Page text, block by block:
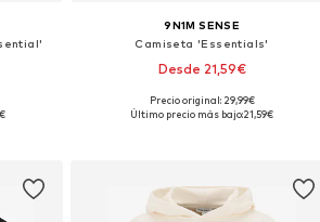
XXL
9N1M SENSE
Camiseta 'Essentials'
Desde 21,59€
+4
Tallas disponibles: XS, S, M, L, XL
Precio original: 29,99€
Último precio más bajo:21,59€